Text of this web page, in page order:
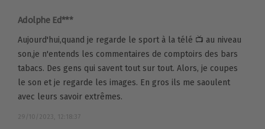
Adolphe Ed***
Aujourd'hui,quand je regarde le sport à la télé 📺 au niveau
son,je n'entends les commentaires de comptoirs des bars
tabacs. Des gens qui savent tout sur tout. Alors, je coupes
le son et je regarde les images. En gros ils me saoulent
avec leurs savoir extrêmes.
29/10/2023, 12:18:37